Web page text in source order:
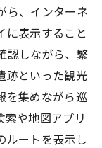
ら、インターネ
に表示すること
認しながら、繁
跡といった観光
を集めながら巡
索や地図アプリ
ルートを表示し